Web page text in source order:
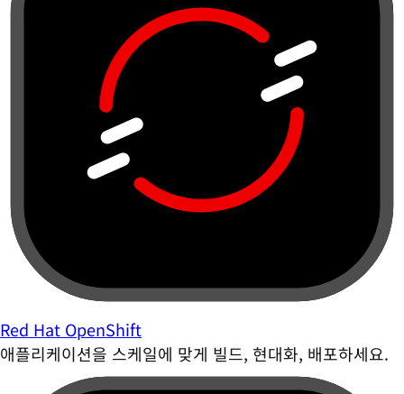
Red Hat OpenShift
애플리케이션을 스케일에 맞게 빌드, 현대화, 배포하세요.